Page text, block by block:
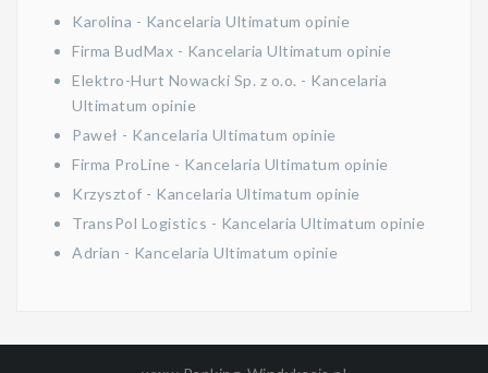
Karolina - Kancelaria Ultimatum opinie
Firma BudMax - Kancelaria Ultimatum opinie
Elektro-Hurt Nowacki Sp. z o.o. - Kancelaria
Ultimatum opinie
Paweł - Kancelaria Ultimatum opinie
Firma ProLine - Kancelaria Ultimatum opinie
Krzysztof - Kancelaria Ultimatum opinie
TransPol Logistics - Kancelaria Ultimatum opinie
Adrian - Kancelaria Ultimatum opinie